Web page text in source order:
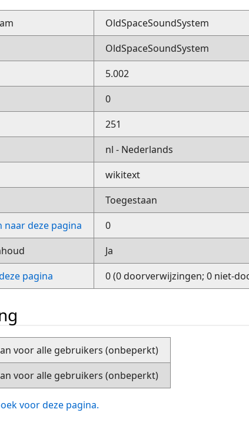
OldSpaceSoundSystem
OldSpaceSoundSystem
5.002
0
251
nl - Nederlands
wikitext
Toegestaan
deze pagina
0
Ja
pagina
0 (0 doorverwijzingen; 0 niet-
voor alle gebruikers (onbeperkt)
voor alle gebruikers (onbeperkt)
voor deze pagina.